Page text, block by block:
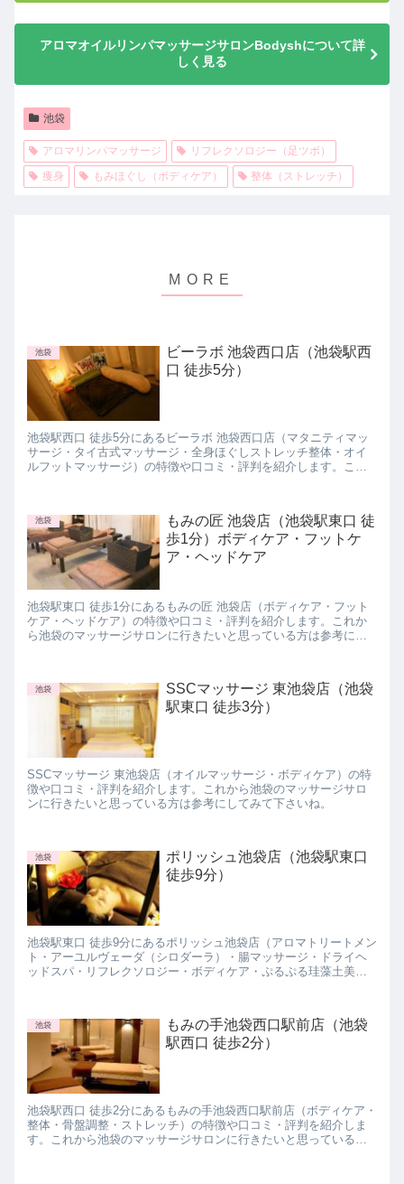
アロマオイルリンパマッサージサロンBodyshについて詳
しく見る
池袋
アロマリンパマッサージ
リフレクソロジー（足ツボ）
痩身
もみほぐし（ボディケア） 整体（ストレッチ）
池袋
ビーラボ 池袋西口店（池袋駅西
口 徒歩5分）
池袋駅西口 徒歩5分にあるビーラボ 池袋西口店（マタニティマッ
サージ・タイ古式マッサージ・全身ほぐしストレッチ整体・オイ
ルフットマッサージ）の特徴や口コミ・評判を紹介します。これ
池袋
もみの匠 池袋店（池袋駅東口 徒
歩1分）ボディケア・フットケ
ア・ヘッドケア
池袋駅東口 徒歩1分にあるもみの匠 池袋店（ボディケア・フット
ケア・ヘッドケア）の特徴や口コミ・評判を紹介します。これか
ら池袋のマッサージサロンに行きたいと思っている方は参考にし
池袋
SSCマッサージ 東池袋店（池袋
駅東口 徒歩3分）
SSCマッサージ 東池袋店（オイルマッサージ・ボディケア）の特
徴や口コミ・評判を紹介します。これから池袋のマッサージサロ
ンに行きたいと思っている方は参考にしてみて下さいね。
池袋
ポリッシュ池袋店（池袋駅東口
徒歩9分）
池袋駅東口 徒歩9分にあるポリッシュ池袋店（アロマトリートメン
ト・アーユルヴェーダ（シロダーラ）・腸マッサージ・ドライヘ
ッドスパ・リフレクソロジー・ボディケア・ぷるぷる珪藻土美容
池袋
もみの手池袋西口駅前店（池袋
駅西口 徒歩2分）
池袋駅西口 徒歩2分にあるもみの手池袋西口駅前店（ボディケア・
整体・骨盤調整・ストレッチ）の特徴や口コミ・評判を紹介しま
す。これから池袋のマッサージサロンに行きたいと思っている方